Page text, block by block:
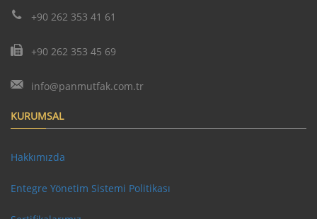
+90 262 353 41 61
+90 262 353 45 69
info@panmutfak.com.tr
KURUMSAL
Hakkımızda
Entegre Yönetim Sistemi Politikası